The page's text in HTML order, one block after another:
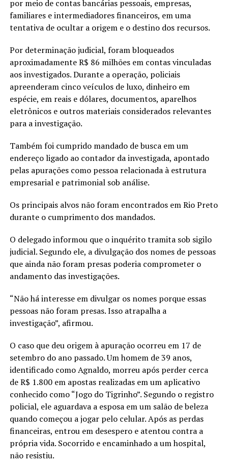
por meio de contas bancárias pessoais, empresas,
familiares e intermediadores financeiros, em uma
tentativa de ocultar a origem e o destino dos recursos.
Por determinação judicial, foram bloqueados
aproximadamente R$ 86 milhões em contas vinculadas
aos investigados. Durante a operação, policiais
apreenderam cinco veículos de luxo, dinheiro em
espécie, em reais e dólares, documentos, aparelhos
eletrônicos e outros materiais considerados relevantes
para a investigação.
Também foi cumprido mandado de busca em um
endereço ligado ao contador da investigada, apontado
pelas apurações como pessoa relacionada à estrutura
empresarial e patrimonial sob análise.
Os principais alvos não foram encontrados em Rio Preto
durante o cumprimento dos mandados.
O delegado informou que o inquérito tramita sob sigilo
judicial. Segundo ele, a divulgação dos nomes de pessoas
que ainda não foram presas poderia comprometer o
andamento das investigações.
“Não há interesse em divulgar os nomes porque essas
pessoas não foram presas. Isso atrapalha a
investigação”, afirmou.
O caso que deu origem à apuração ocorreu em 17 de
setembro do ano passado. Um homem de 39 anos,
identificado como Agnaldo, morreu após perder cerca
de R$ 1.800 em apostas realizadas em um aplicativo
conhecido como “Jogo do Tigrinho”. Segundo o registro
policial, ele aguardava a esposa em um salão de beleza
quando começou a jogar pelo celular. Após as perdas
financeiras, entrou em desespero e atentou contra a
própria vida. Socorrido e encaminhado a um hospital,
não resistiu.